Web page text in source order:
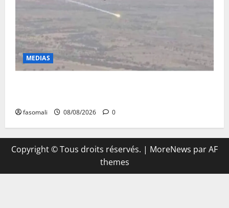
MEDIAS
fasomali 08/08/2026 0
Copyright © Tous droits réservés. | MoreNews par AF
themes